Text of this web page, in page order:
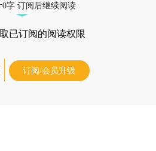
0字 订阅后继续阅读
已订阅的阅读权限
订阅/会员升级